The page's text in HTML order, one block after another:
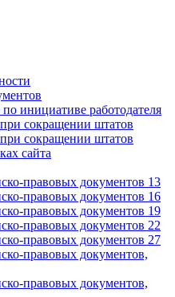
инициативе работодателя
сокращении штатов
сокращении штатов
сайта
правовых документов 13
правовых документов 16
правовых документов 19
правовых документов 22
правовых документов 27
правовых документов,
правовых документов,